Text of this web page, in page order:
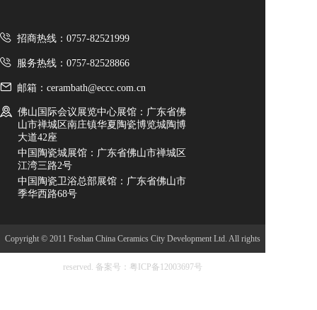
招商热线：0757-82521999
服务热线：0757-82528866
邮箱：cerambath@eccc.com.cn
佛山国际会议展览中心展馆：广东省佛
山市禅城区南庄镇华夏陶瓷博览城陶博
大道42座
中国陶瓷城展馆：广东省佛山市禅城区
江湾三路2号
中国陶瓷卫浴总部展馆：广东省佛山市
季华西路68号
Copyright © 2011 Foshan China Ceramics City Development Ltd. All rights
reserved. 备案号：粤ICP备12003697号